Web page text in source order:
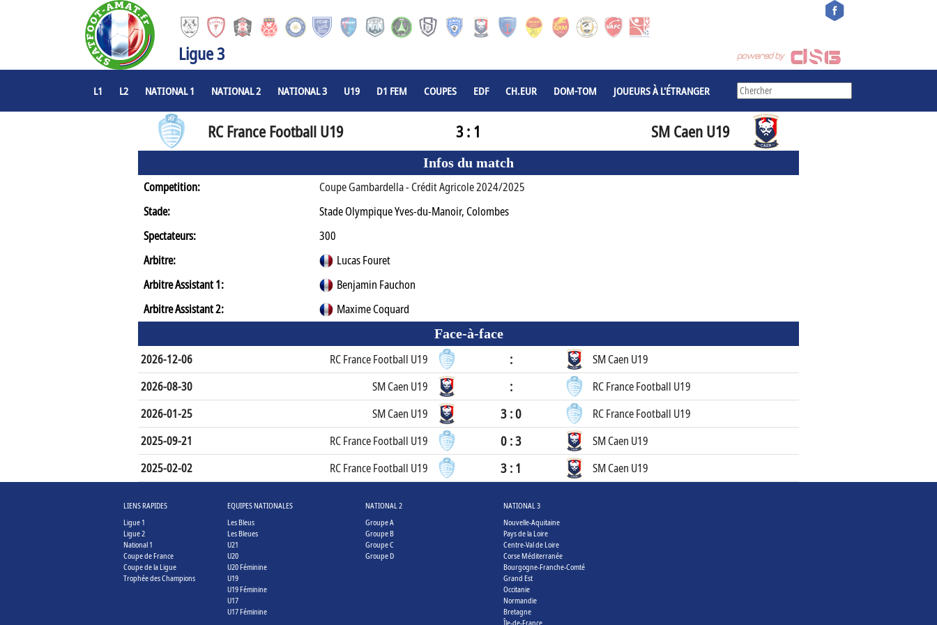
Ligue 3
L1 L2 NATIONAL 1 NATIONAL 2 NATIONAL 3 U19 D1 FEM COUPES EDF CH.EUR DOM-TOM JOUEURS À L'ÉTRANGER
RC France Football U19 3 : 1 SM Caen U19
Infos du match
Competition:
Coupe Gambardella - Crédit Agricole 2024/2025
Stade:
Stade Olympique Yves-du-Manoir, Colombes
Spectateurs:
300
Arbitre:
Lucas Fouret
Arbitre Assistant 1:
Benjamin Fauchon
Arbitre Assistant 2:
Maxime Coquard
Face-à-face
2026-12-06
RC France Football U19 :
SM Caen U19
2026-08-30
SM Caen U19 :
RC France Football U19
2026-01-25
SM Caen U19 3 : 0
RC France Football U19
2025-09-21
RC France Football U19 0 : 3
SM Caen U19
2025-02-02
RC France Football U19 3 : 1 SM Caen U19
LIENS RAPIDES
Ligue 1
Ligue 2
National 1
Coupe de France
Coupe de la Ligue
Trophée des Champions
EQUIPES NATIONALES
Les Bleus
Les Bleues
U21
U20
U20 Féminine
U19
U19 Féminine
U17
U17 Féminine
NATIONAL 2
Groupe A
Groupe B
Groupe C
Groupe D
NATIONAL 3
Nouvelle-Aquitaine
Pays de la Loire
Centre-Val de Loire
Corse Méditerranée
Bourgogne-Franche-Comté
Grand Est
Occitanie
Normandie
Bretagne
Île-de-France